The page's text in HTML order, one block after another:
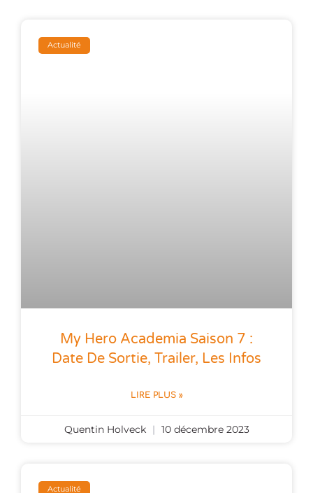
Actualité
My Hero Academia Saison 7 :
Date De Sortie, Trailer, Les Infos
LIRE PLUS »
Quentin Holveck 10 décembre 2023
Actualité